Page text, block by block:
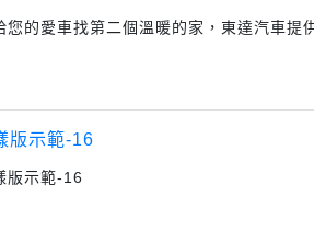
您的愛車找第二個溫暖的家，東達汽車提
版示範-16
版示範-16